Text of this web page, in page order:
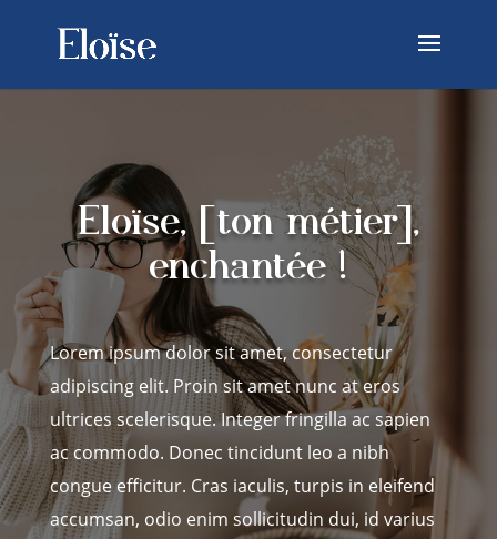
Eloïse, [ton métier],
enchantée !
Lorem ipsum dolor sit amet, consectetur
adipiscing elit. Proin sit amet nunc at eros
ultrices scelerisque. Integer fringilla ac sapien
ac commodo. Donec tincidunt leo a nibh
congue efficitur. Cras iaculis, turpis in eleifend
accumsan, odio enim sollicitudin dui, id varius